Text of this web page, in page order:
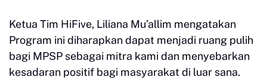
Ketua Tim HiFive, Liliana Mu’allim mengatakan
Program ini diharapkan dapat menjadi ruang pulih
bagi MPSP sebagai mitra kami dan menyebarkan
kesadaran positif bagi masyarakat di luar sana.